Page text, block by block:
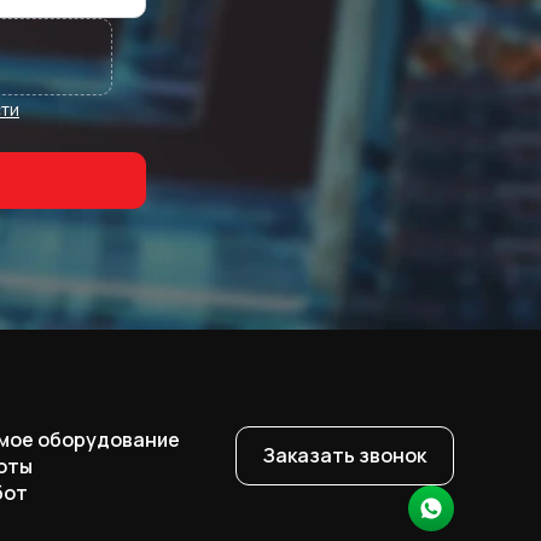
оборудование
Заказать звонок